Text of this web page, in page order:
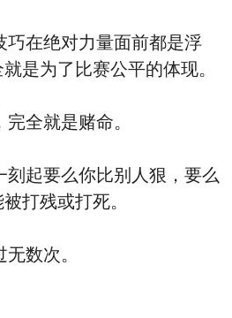
在绝对力量面前都是浮
是为了比赛公平的体现。
全就是赌命。
起要么你比别人狠，要么
打残或打死。
数次。